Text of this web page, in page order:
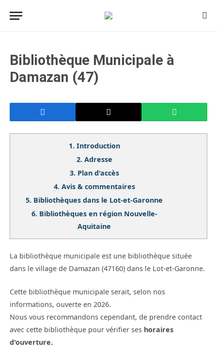
Bibliothèque Municipale à
Damazan (47)
1. Introduction
2. Adresse
3. Plan d'accès
4. Avis & commentaires
5. Bibliothèques dans le Lot-et-Garonne
6. Bibliothèques en région Nouvelle-
Aquitaine
La bibliothèque municipale est une bibliothèque située
dans le village de Damazan (47160) dans le Lot-et-Garonne.
Cette bibliothèque municipale serait, selon nos
informations, ouverte en 2026.
Nous vous recommandons cependant, de prendre contact
avec cette bibliothèque pour vérifier ses horaires
d'ouverture.